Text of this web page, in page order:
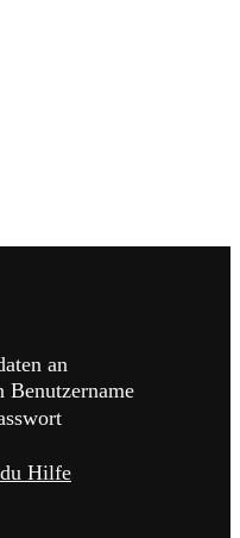
an
Benutzername
du Hilfe